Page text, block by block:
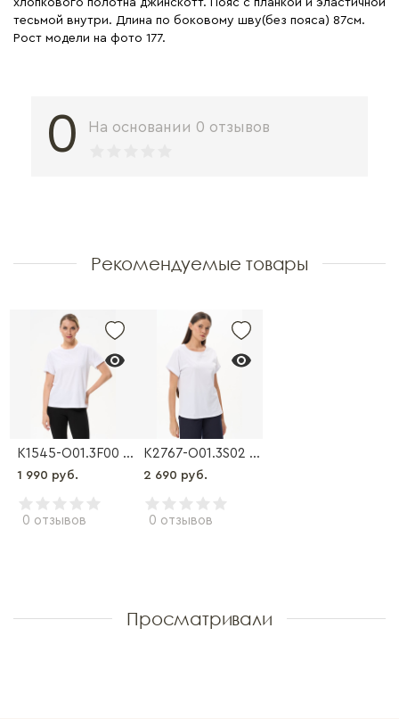
хлопкового полотна джинскотт. Пояс с планкой и эластичной
тесьмой внутри. Длина по боковому шву(без пояса) 87см.
Рост модели на фото 177.
0 На основании 0 отзывов
Рекомендуемые товары
K1545-O01.3F00 Футболка
1 990 руб.
0 отзывов
K2767-O01.3S02 Футболка
2 690 руб.
0 отзывов
Просматривали